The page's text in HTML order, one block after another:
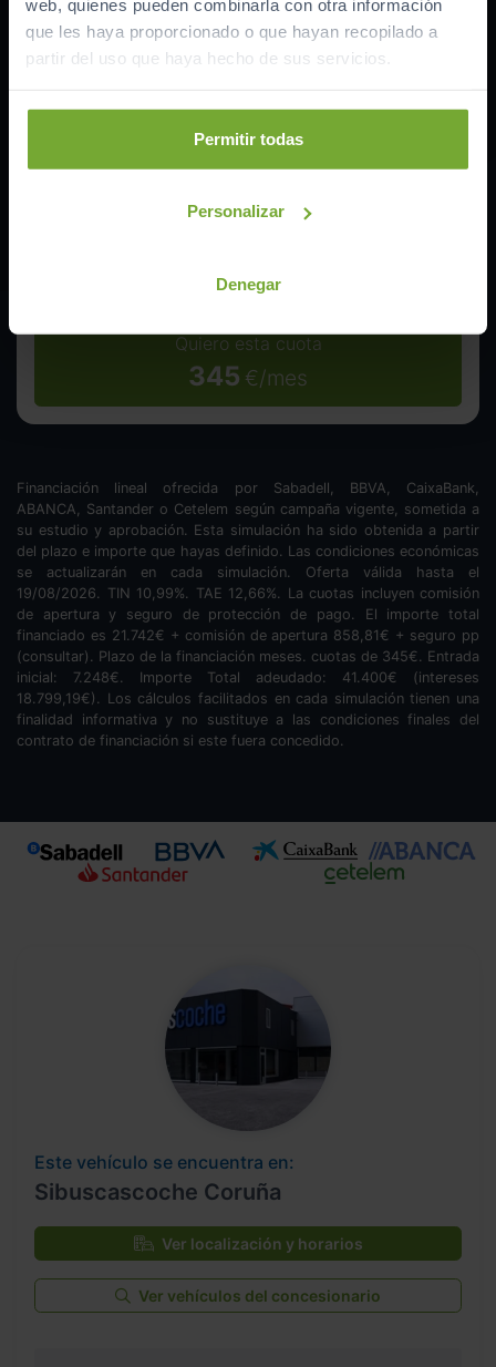
web, quienes pueden combinarla con otra información
que les haya proporcionado o que hayan recopilado a
partir del uso que haya hecho de sus servicios.
Permitir todas
Personalizar
Denegar
Entrada inicial
Máxima:7.248
Quiero esta cuota
345 €/mes
Financiación lineal ofrecida por Sabadell, BBVA, CaixaBank,
ABANCA, Santander o Cetelem según campaña vigente, sometida a
su estudio y aprobación. Esta simulación ha sido obtenida a partir
del plazo e importe que hayas definido. Las condiciones económicas
se actualizarán en cada simulación. Oferta válida hasta el
19/08/2026. TIN 10,99%. TAE 12,66%. La cuotas incluyen comisión
de apertura y seguro de protección de pago. El importe total
financiado es 21.742€ + comisión de apertura 858,81€ + seguro pp
(consultar). Plazo de la financiación meses. cuotas de 345€. Entrada
inicial: 7.248€. Importe Total adeudado: 41.400€ (intereses
18.799,19€). Los cálculos facilitados en cada simulación tienen una
finalidad informativa y no sustituye a las condiciones finales del
contrato de financiación si este fuera concedido.
Este vehículo se encuentra en:
Sibuscascoche Coruña
Ver localización y horarios
Ver vehículos del concesionario